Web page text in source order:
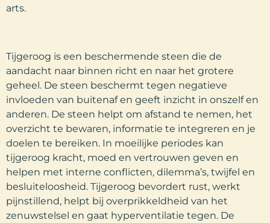
arts.
Tijgeroog is een beschermende steen die de
aandacht naar binnen richt en naar het grotere
geheel. De steen beschermt tegen negatieve
invloeden van buitenaf en geeft inzicht in onszelf en
anderen. De steen helpt om afstand te nemen, het
overzicht te bewaren, informatie te integreren en je
doelen te bereiken. In moeilijke periodes kan
tijgeroog kracht, moed en vertrouwen geven en
helpen met interne conflicten, dilemma’s, twijfel en
besluiteloosheid. Tijgeroog bevordert rust, werkt
pijnstillend, helpt bij overprikkeldheid van het
zenuwstelsel en gaat hyperventilatie tegen. De